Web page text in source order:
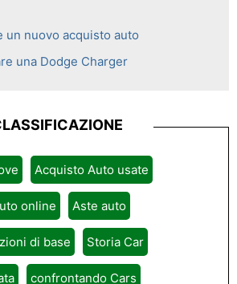
un nuovo acquisto auto
una Dodge Charger
Acquisto Auto usate
online Aste auto
di base Storia Car
confrontando Cars